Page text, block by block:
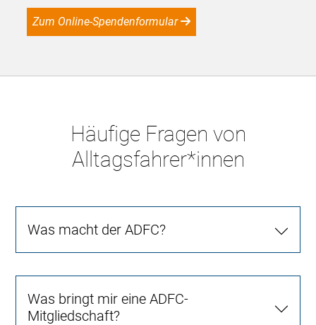
Zum Online-Spendenformular
Häufige Fragen von
Alltagsfahrer*innen
Was macht der ADFC?
Was bringt mir eine ADFC-
Mitgliedschaft?